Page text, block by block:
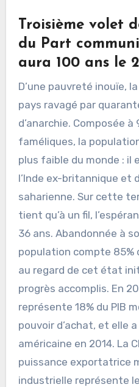
Troisième volet
du Part
aura 100 ans le
D’une pauvreté inouïe,
pays ravagé par
d’anarchie. Composée à
faméliques, la
plus faible du monde : il
l’Inde ex-britannique et
saharienne. Sur cette
tient qu’à un fil,
36 ans. Abandonnée à
population compte 85%
au regard de cet état
progrès accomplis. En
représente 18% du PIB
pouvoir d’achat, et elle
américaine en 2014. La
puissance exportatrice
industrielle représente